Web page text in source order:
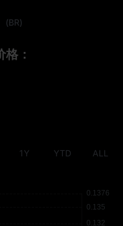
(BR)
：
1Y YTD ALL